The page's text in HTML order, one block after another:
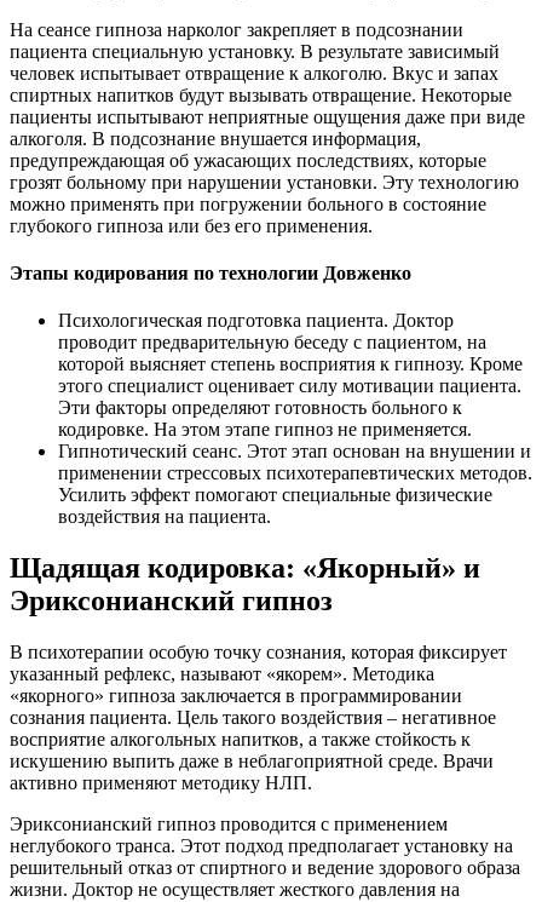
На сеансе гипноза нарколог закрепляет в подсознании
пациента специальную установку. В результате зависимый
человек испытывает отвращение к алкоголю. Вкус и запах
спиртных напитков будут вызывать отвращение. Некоторые
пациенты испытывают неприятные ощущения даже при виде
алкоголя. В подсознание внушается информация,
предупреждающая об ужасающих последствиях, которые
грозят больному при нарушении установки. Эту технологию
можно применять при погружении больного в состояние
глубокого гипноза или без его применения.
Этапы кодирования по технологии Довженко
Психологическая подготовка пациента. Доктор
проводит предварительную беседу с пациентом, на
которой выясняет степень восприятия к гипнозу. Кроме
этого специалист оценивает силу мотивации пациента.
Эти факторы определяют готовность больного к
кодировке. На этом этапе гипноз не применяется.
Гипнотический сеанс. Этот этап основан на внушении и
применении стрессовых психотерапевтических методов.
Усилить эффект помогают специальные физические
воздействия на пациента.
Щадящая кодировка: «Якорный» и
Эриксонианский гипноз
В психотерапии особую точку сознания, которая фиксирует
указанный рефлекс, называют «якорем». Методика
«якорного» гипноза заключается в программировании
сознания пациента. Цель такого воздействия – негативное
восприятие алкогольных напитков, а также стойкость к
искушению выпить даже в неблагоприятной среде. Врачи
активно применяют методику НЛП.
Эриксонианский гипноз проводится с применением
неглубокого транса. Этот подход предполагает установку на
решительный отказ от спиртного и ведение здорового образа
жизни. Доктор не осуществляет жесткого давления на